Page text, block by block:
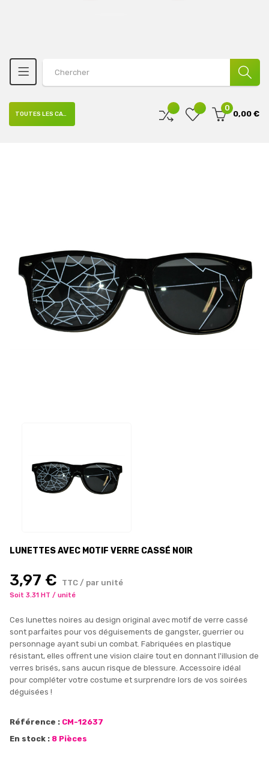
0
0,00 €
TOUTES LES CATÉGORIES
LUNETTES AVEC MOTIF VERRE CASSÉ NOIR
3,97 € TTC / par unité
Soit 3.31 HT / unité
Ces lunettes noires au design original avec motif de verre cassé
sont parfaites pour vos déguisements de gangster, guerrier ou
personnage ayant subi un combat. Fabriquées en plastique
résistant, elles offrent une vision claire tout en donnant l'illusion de
verres brisés, sans aucun risque de blessure. Accessoire idéal
pour compléter votre costume et surprendre lors de vos soirées
déguisées !
Référence : CM-12637
En stock : 8 Pièces